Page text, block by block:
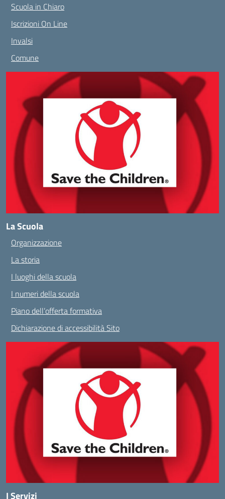
Scuola in Chiaro
Iscrizioni On Line
Invalsi
Comune
La Scuola
Organizzazione
La storia
I luoghi della scuola
I numeri della scuola
Piano dell’offerta formativa
Dichiarazione di accessibilità Sito
I Servizi